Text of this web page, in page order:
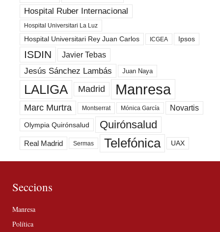
Hospital Ruber Internacional
Hospital Universitari La Luz
Hospital Universitari Rey Juan Carlos ICGEA Ipsos
ISDIN Javier Tebas
Jesús Sánchez Lambás Juan Naya
LALIGA Madrid Manresa
Marc Murtra Montserrat Mónica García Novartis
Olympia Quirónsalud Quirónsalud
Real Madrid Sermas Telefónica UAX
Seccions
Manresa
Política